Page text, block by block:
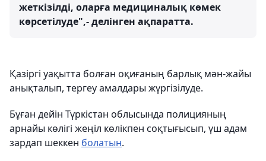
жеткізілді, оларға медициналық көмек
көрсетілуде",- делінген ақпаратта.
Қазіргі уақытта болған оқиғаның барлық мән-жайы
анықталып, тергеу амалдары жүргізілуде.
Бұған дейін Түркістан облысында полицияның
арнайы көлігі жеңіл көлікпен соқтығысып, үш адам
зардап шеккен болатын.